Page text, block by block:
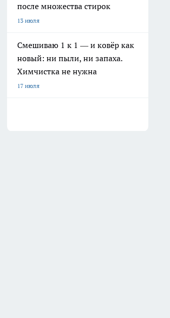
после множества стирок
13 июля
Смешиваю 1 к 1 — и ковёр как
новый: ни пыли, ни запаха.
Химчистка не нужна
17 июля